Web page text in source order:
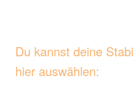
Du kannst deine
hier auswählen: